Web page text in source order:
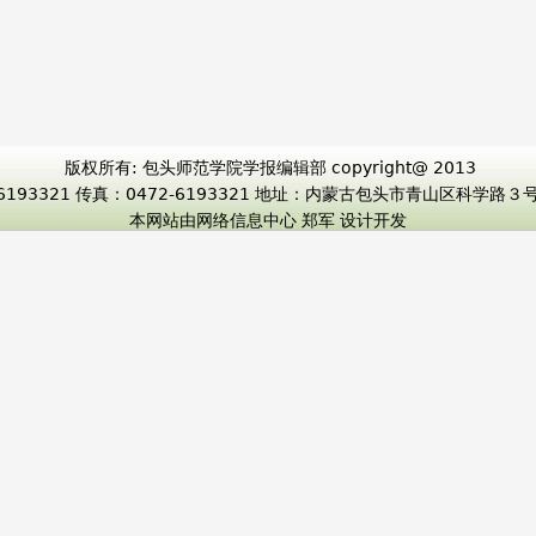
版权所有: 包头师范学院学报编辑部 copyright@ 2013
传真：0472-6193321 地址：内蒙古包头市青山区科学路３
本网站由网络信息中心 郑军 设计开发